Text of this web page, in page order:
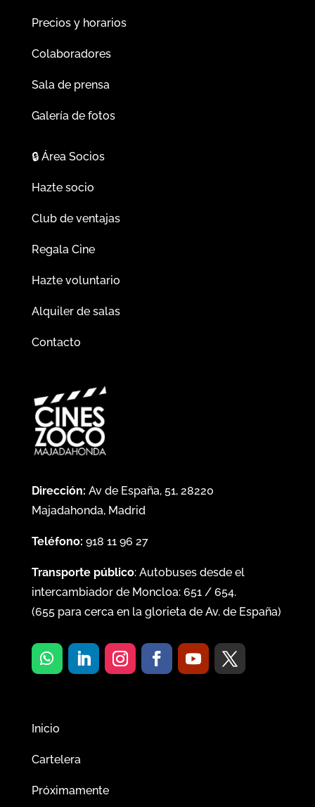
Precios y horarios
Colaboradores
Sala de prensa
Galería de fotos
🔒Área Socios
Hazte socio
Club de ventajas
Regala Cine
Hazte voluntario
Alquiler de salas
Contacto
Dirección: Av de España, 51, 28220
Majadahonda, Madrid
Teléfono: 918 11 96 27
Transporte público: Autobuses desde el
intercambiador de Moncloa: 651/ 654.
(655para cerca en la glorieta de Av. de España)
Inicio
Cartelera
Próximamente